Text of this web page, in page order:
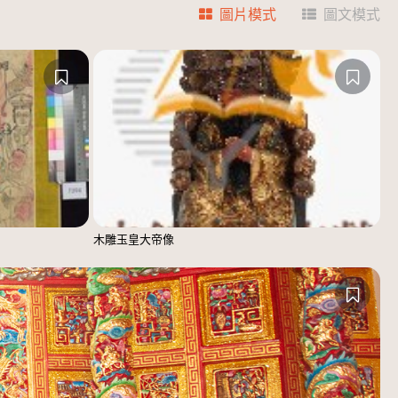
圖片模式 圖文模式
木雕玉皇大帝像